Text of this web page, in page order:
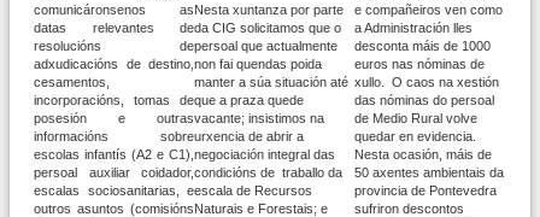
comunicáronsenos as
datas relevantes de
resolucións de
adxudicacións de destino,
cesamentos,
incorporacións, tomas de
posesión e outras
informacións sobre
escolas infantís (A2 e C1),
persoal auxiliar coidador,
escalas sociosanitarias, e
outros asuntos (comisións
Nesta xuntanza por parte
da CIG solicitamos que o
persoal que actualmente
non fai quendas poida
manter a súa situación até
que a praza quede
vacante; insistimos na
urxencia de abrir a
negociación integral das
condicións de traballo da
escala de Recursos
Naturais e Forestais; e
e compañeiros ven como
a Administración lles
desconta máis de 1000
euros nas nóminas de
xullo. O caos na xestión
das nóminas do persoal
de Medio Rural volve
quedar en evidencia.
Nesta ocasión, máis de
50 axentes ambientais da
provincia de Pontevedra
sufriron descontos